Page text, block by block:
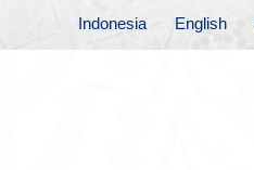
English
Indonesia